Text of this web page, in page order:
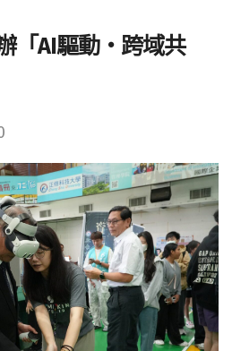
「AI驅動‧跨域共